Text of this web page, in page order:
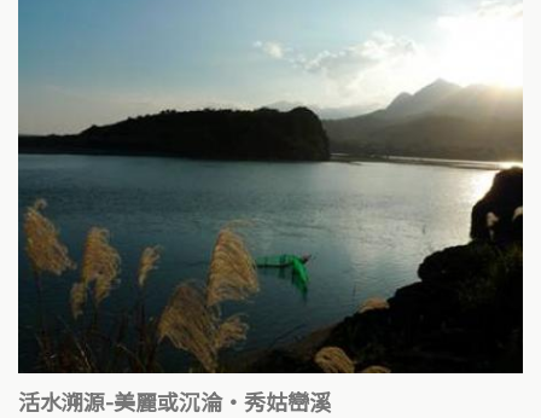
活水溯源-美麗或沉淪‧秀姑巒溪